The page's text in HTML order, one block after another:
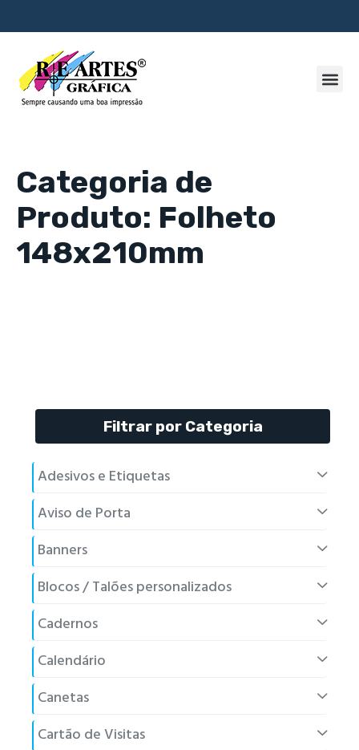
Categoria de
Produto: Folheto
148x210mm
Filtrar por Categoria
Adesivos e Etiquetas
Aviso de Porta
Banners
Blocos / Talões personalizados
Cadernos
Calendário
Canetas
Cartão de Visitas